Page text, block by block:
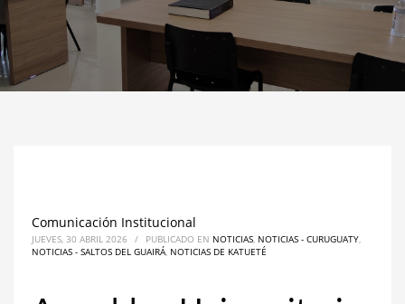
Comunicación Institucional
JUEVES, 30 ABRIL 2026 / PUBLICADO EN NOTICIAS NOTICIAS - CURUGUATY
NOTICIAS - SALTOS DEL GUAIRÁ NOTICIAS DE KATUETÉ